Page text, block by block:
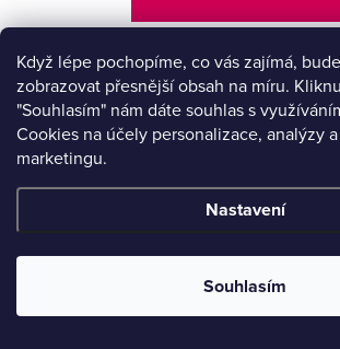
Když lépe pochopíme, co vás zajímá,
zobrazovat přesnější obsah na míru.
"Souhlasím" nám dáte souhlas s
Cookies na účely personalizace, analýzy
marketingu.
Nastavení
Souhlasím
v
á
d
a
c
í
y
S
t
r
á
n
1 3
Z